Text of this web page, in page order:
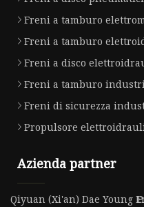
Freni a tamburo
Freni a tamburo
Freni a disco
Freni a tamburo
Freni di sicurezza
Propulsore
Azienda partner
Qiyuan (Xi'an) Dae Young